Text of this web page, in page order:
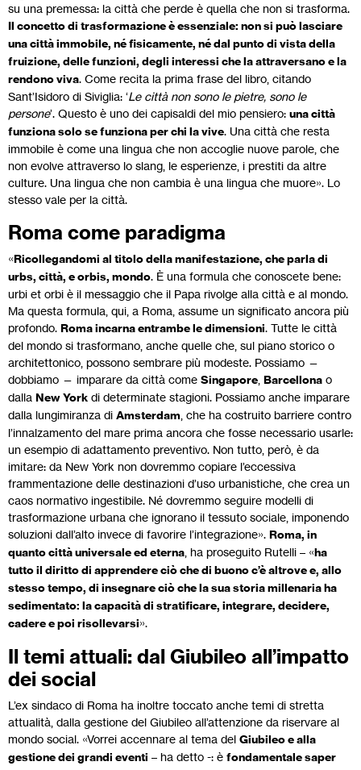
su una premessa: la città che perde è quella che non si trasforma.
Il concetto di trasformazione è essenziale: non si può lasciare
una città immobile, né fisicamente, né dal punto di vista della
fruizione, delle funzioni, degli interessi che la attraversano e la
rendono viva. Come recita la prima frase del libro, citando
Sant’Isidoro di Siviglia: ‘Le città non sono le pietre, sono le
persone’. Questo è uno dei capisaldi del mio pensiero: una città
funziona solo se funziona per chi la vive. Una città che resta
immobile è come una lingua che non accoglie nuove parole, che
non evolve attraverso lo slang, le esperienze, i prestiti da altre
culture. Una lingua che non cambia è una lingua che muore». Lo
stesso vale per la città.
Roma come paradigma
«Ricollegandomi al titolo della manifestazione, che parla di
urbs, città, e orbis, mondo. È una formula che conoscete bene:
urbi et orbi è il messaggio che il Papa rivolge alla città e al mondo.
Ma questa formula, qui, a Roma, assume un significato ancora più
profondo. Roma incarna entrambe le dimensioni. Tutte le città
del mondo si trasformano, anche quelle che, sul piano storico o
architettonico, possono sembrare più modeste. Possiamo —
dobbiamo — imparare da città come Singapore Barcellona o
dalla New York di determinate stagioni. Possiamo anche imparare
dalla lungimiranza di Amsterdam , che ha costruito barriere contro
l’innalzamento del mare prima ancora che fosse necessario usarle:
un esempio di adattamento preventivo. Non tutto, però, è da
imitare: da New York non dovremmo copiare l’eccessiva
frammentazione delle destinazioni d’uso urbanistiche, che crea un
caos normativo ingestibile. Né dovremmo seguire modelli di
trasformazione urbana che ignorano il tessuto sociale, imponendo
soluzioni dall’alto invece di favorire l’integrazione». Roma, in
quanto città universale ed eterna , ha proseguito Rutelli – «ha
tutto il diritto di apprendere ciò che di buono c’è altrove e, allo
stesso tempo, di insegnare ciò che la sua storia millenaria ha
sedimentato: la capacità di stratificare, integrare, decidere,
cadere e poi risollevarsi».
Il temi attuali: dal Giubileo all’impatto
dei social
L’ex sindaco di Roma ha inoltre toccato anche temi di stretta
attualità, dalla gestione del Giubileo all’attenzione da riservare al
mondo social. «Vorrei accennare al tema del Giubileo e alla
gestione dei grandi eventi – ha detto -: è fondamentale saper